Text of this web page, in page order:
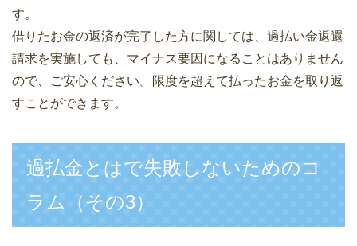
す。
借りたお金の返済が完了した方に関しては、過払い金返還
請求を実施しても、マイナス要因になることはありません
ので、ご安心ください。限度を超えて払ったお金を取り返
すことができます。
過払金とはで失敗しないためのコ
ラム（その3）